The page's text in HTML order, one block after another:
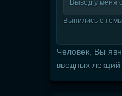
Вывод у меня
Выпились с
Человек, Вы
вводных